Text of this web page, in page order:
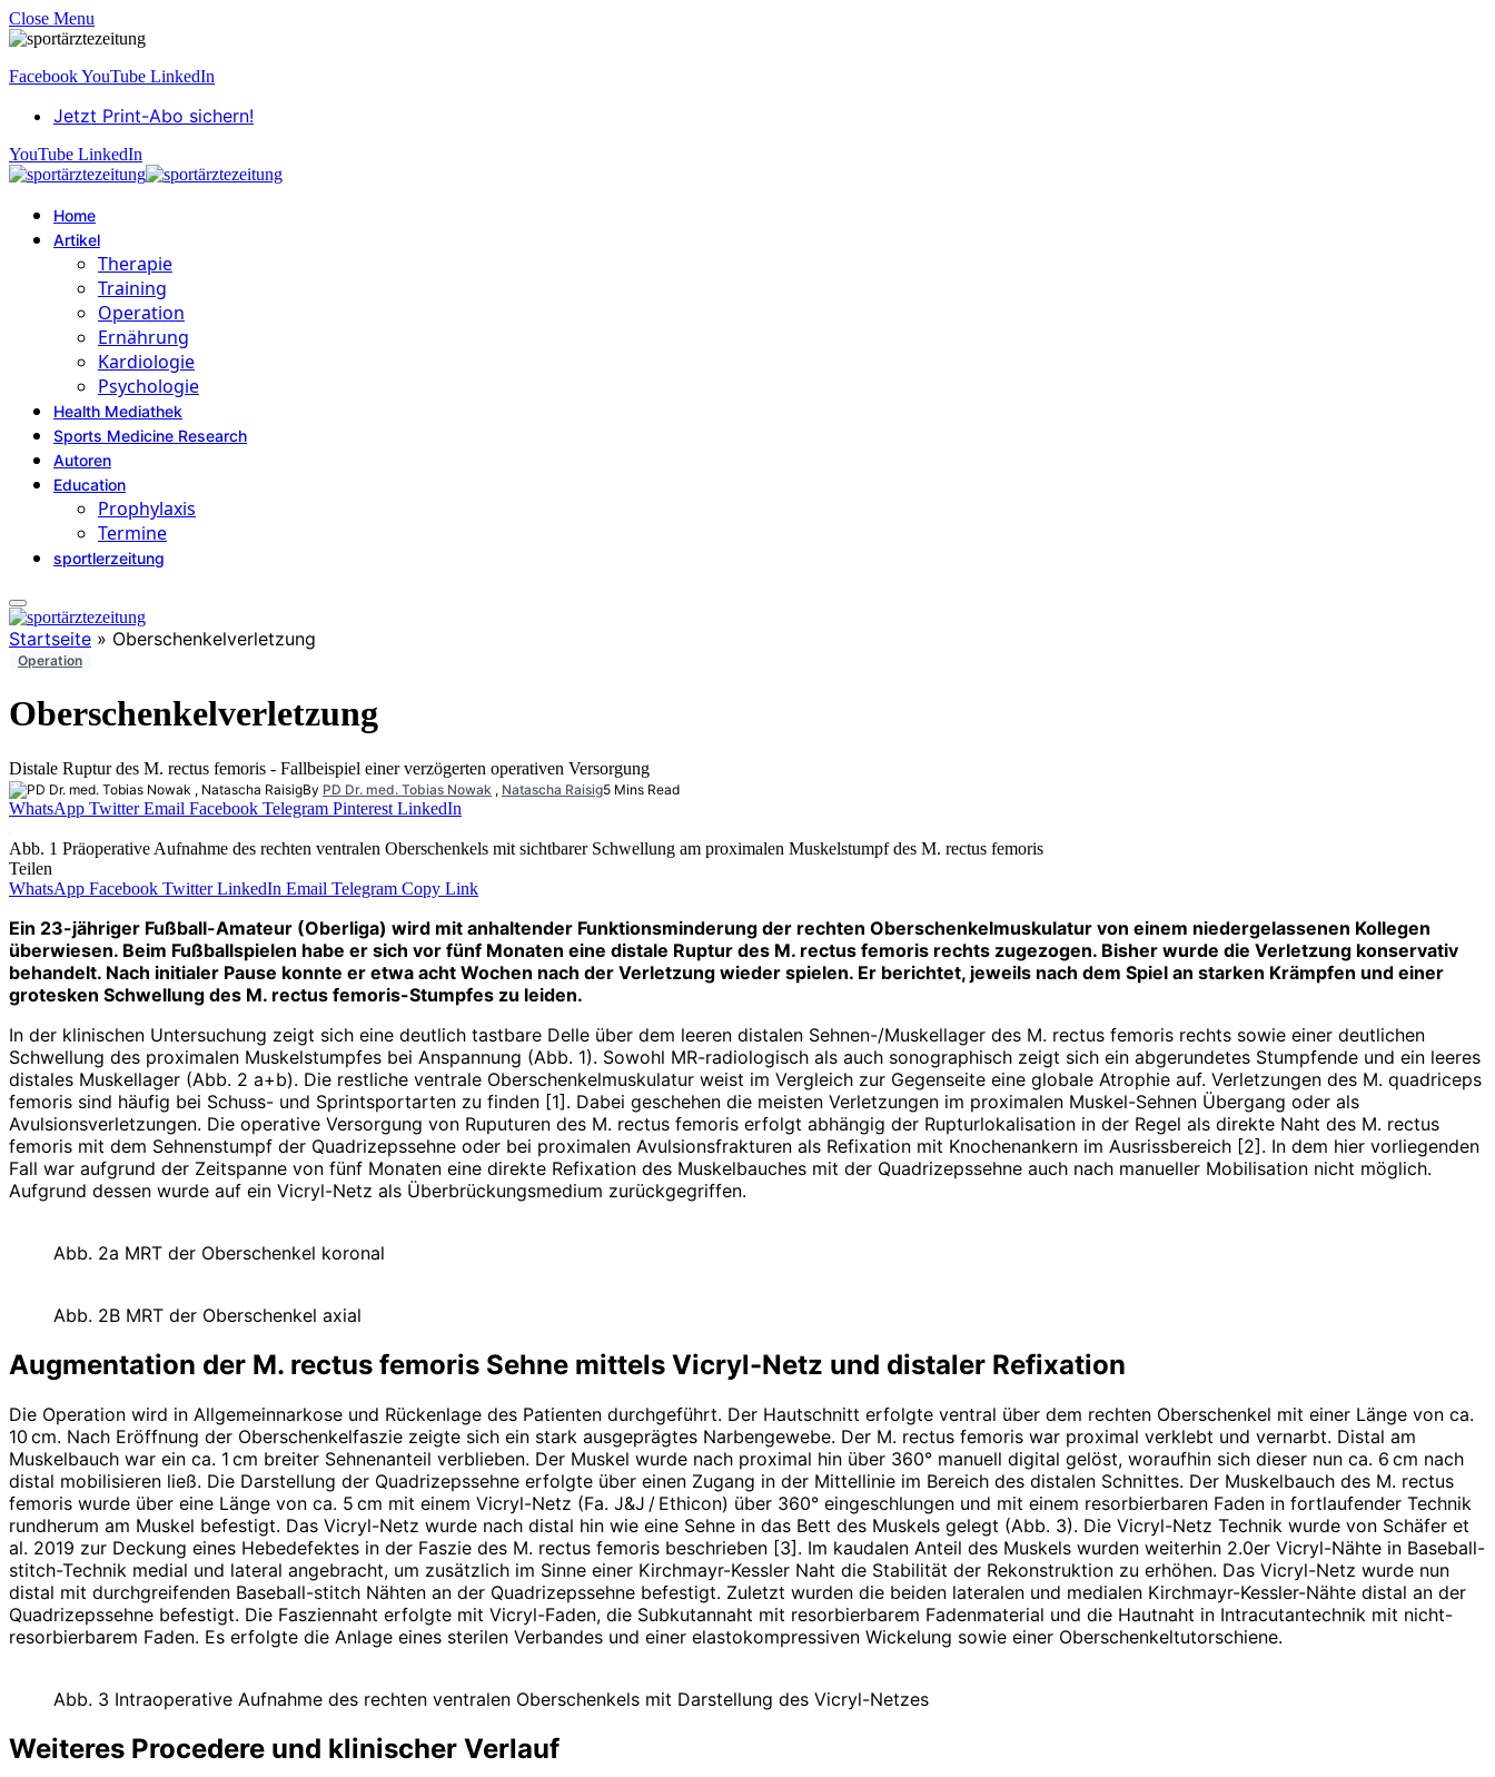
Close Menu
FacebookYouTube LinkedIn
Jetzt Print-Abo sichern!
YouTube LinkedIn
Home
Artikel
Therapie
Training
Operation
Ernährung
Kardiologie
Psychologie
Health Mediathek
Sports Medicine Research
Autoren
Education
Prophylaxis
Termine
sportlerzeitung
Startseite » Oberschenkelverletzung
Operation
Oberschenkelverletzung
Distale Ruptur des M. rectus femoris - Fallbeispiel einer verzögerten operativen Versorgung
By PD Dr. med. Tobias Nowak , Natascha Raisig5 Mins Read
WhatsApp Twitter Email Facebook Telegram Pinterest LinkedIn
Abb. 1 Präoperative Aufnahme des rechten ventralen Oberschenkels mit sichtbarer Schwellung am proximalen Muskelstumpf des M. rectus femoris
Teilen
WhatsApp Facebook Twitter LinkedIn Email Telegram Copy Link
Ein 23-jähriger Fußball-Amateur (Oberliga) wird mit anhaltender Funktionsminderung der rechten Oberschenkelmuskulatur von einem niedergelassenen Kollegen
überwiesen. Beim Fußballspielen habe er sich vor fünf Monaten eine distale Ruptur des M. rectus femoris rechts zugezogen. Bisher wurde die Verletzung konservativ
behandelt. Nach initialer Pause konnte er etwa acht Wochen nach der Verletzung wieder spielen. Er berichtet, jeweils nach dem Spiel an starken Krämpfen und einer
grotesken Schwellung des M. rectus femoris-Stumpfes zu leiden.
In der klinischen Untersuchung zeigt sich eine deutlich tastbare Delle über dem leeren distalen Sehnen-/Muskellager des M. rectus femoris rechts sowie einer deutlichen
Schwellung des proximalen Muskelstumpfes bei Anspannung (Abb. 1). Sowohl MR-radiologisch als auch sonographisch zeigt sich ein abgerundetes Stumpfende und ein leeres
distales Muskellager (Abb. 2 a+b). Die restliche ventrale Oberschenkelmuskulatur weist im Vergleich zur Gegenseite eine globale Atrophie auf. Verletzungen des M. quadriceps
femoris sind häufig bei Schuss- und Sprintsportarten zu finden [1]. Dabei geschehen die meisten Verletzungen im proximalen Muskel-Sehnen Übergang oder als
Avulsionsverletzungen. Die operative Versorgung von Ruputuren des M. rectus femoris erfolgt abhängig der Rupturlokalisation in der Regel als direkte Naht des M. rectus
femoris mit dem Sehnenstumpf der Quadrizepssehne oder bei proxi­malen Avulsionsfrakturen als Refixation mit Knochenankern im Ausrissbereich [2]. In dem hier vorliegenden
Fall war aufgrund der Zeitspanne von fünf Monaten eine direkte Refixation des Muskelbauches mit der Quadrizepssehne auch nach manueller Mobilisation nicht möglich.
Aufgrund dessen wurde auf ein Vicryl-Netz als Überbrückungsmedium zurückgegriffen.
Abb. 2a MRT der Oberschenkel koronal
Abb. 2B MRT der Oberschenkel axial
Augmentation der M. rectus femoris Sehne mittels Vicryl-Netz und distaler Refixation
Die Operation wird in Allgemeinnarkose und Rückenlage des Patienten durchgeführt. Der Hautschnitt erfolgte ventral über dem rechten Oberschenkel mit einer Länge von ca.
10 cm. Nach Eröffnung der Oberschenkelfaszie zeigte sich ein stark ausgeprägtes Narbengewebe. Der M. rectus femoris war proximal verklebt und vernarbt. Distal am
Muskelbauch war ein ca. 1 cm breiter Sehnenanteil verblieben. Der Muskel wurde nach proximal hin über 360° manuell digital gelöst, woraufhin sich dieser nun ca. 6 cm nach
distal mobilisieren ließ. Die Darstellung der Quadrizepssehne erfolgte über einen Zugang in der Mittellinie im Bereich des distalen Schnittes. Der Muskelbauch des M. rectus
femoris wurde über eine Länge von ca. 5 cm mit einem Vicryl-Netz (Fa. J&J / Ethicon) über 360° eingeschlungen und mit einem resorbierbaren Faden in fortlaufender Technik
rundherum am Muskel befestigt. Das Vicryl-Netz wurde nach distal hin wie eine Sehne in das Bett des Muskels gelegt (Abb. 3). Die Vicryl-Netz Technik wurde von Schäfer et
al. 2019 zur Deckung eines Hebedefektes in der Faszie des M. rectus femoris beschrieben [3]. Im kaudalen Anteil des Muskels wurden weiterhin 2.0er Vicryl-Nähte in Baseball-
stitch-Technik medial und ­lateral angebracht, um zusätzlich im Sinne einer Kirchmayr-Kessler Naht die Stabilität der Rekonstruktion zu erhöhen. Das Vicryl-Netz wurde nun
distal mit durchgreifenden Baseball-stitch Nähten an der Quadrizeps­sehne befestigt. Zuletzt wurden die beiden lateralen und medialen Kirchmayr-Kessler-Nähte distal an der
Quadri­­zeps­sehne befestigt. Die Fasziennaht erfolgte mit Vicryl-Faden, die Subkutannaht mit resorbierbarem Fadenmaterial und die Hautnaht in Intracutantechnik mit nicht-
resorbierbarem Faden. Es erfolgte die Anlage eines sterilen Verbandes und einer elastokompressiven Wickelung sowie einer Oberschenkeltutorschiene.
Abb. 3 Intraoperative Aufnahme des rechten ventralen Oberschenkels mit Darstellung des Vicryl-Netzes
Weiteres Procedere und klinischer Verlauf